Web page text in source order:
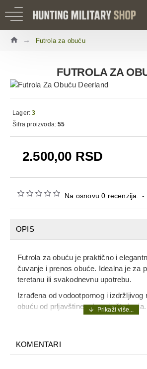
Futrola za obuću
FUTROLA ZA
Na osnovu 0 recenzija. -
2.500,00 RSD
Lager: 3
Šifra proizvoda: 55
OPIS
Futrola za obuću je praktično i
čuvanje i prenos obuće. Idealna je za
teretanu ili svakodnevnu upotrebu.
Izrađena od vodootpornog i izdržljivog
obuću od prljavštine, vlage i
omogućavaju protok vazduha i
KOMENTARI